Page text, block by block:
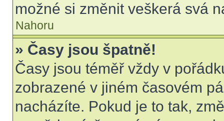
možné si změnit veškerá svá
Nahoru
» Časy jsou špatně!
Časy jsou téměř vždy v
zobrazené v jiném časovém
nacházíte. Pokud je to tak,